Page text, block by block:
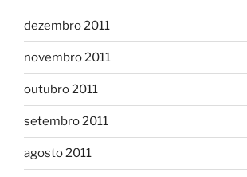
dezembro 2011
novembro 2011
outubro 2011
setembro 2011
agosto 2011